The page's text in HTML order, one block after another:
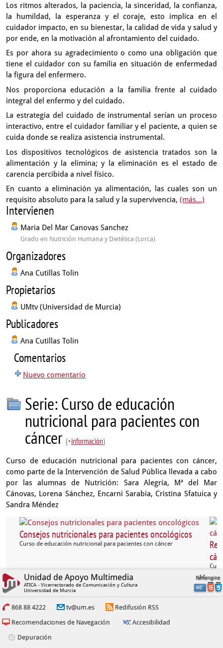
Los ritmos alterados, la paciencia, la sinceridad, la confianza,
la humildad,
la esperanza y el coraje, esto implica en el
cuidador impacto,en su bienestar, la calidad de vida y saludy
por ende, en la motivación al afrontamiento del cuidado.
Es por ahora su agradecimientoo como una obligación que
tiene el cuidador con su familia en situación de enfermedad
la figura del enfermero.
Nos proporciona educación a la familia frente al cuidado
integral del enfermo y del cuidado.
La estrategia del cuidado de instrumentalserían un proceso
interactivo,entre el cuidador familiar y el paciente,a quien se
cuida donde se realiza asistencia instrumental.
Los dispositivos tecnológicos de asistencia tratados son la
alimentación y la elimina; y la eliminación es el estado de
carencia percibida a nivel físico.
En cuanto a eliminación ya alimentación,
las cuales son un
requisito absoluto para la salud y la supervivencia, (más...)
Intervienen
Maria Del Mar Canovas Sanchez
Grado en Nutrición Humana y Dietética (Lorca)
Organizadores
Ana Cutillas Tolin
Propietarios
UMtv (Universidad de Murcia)
Publicadores
Ana Cutillas Tolin
Comentarios
Nuevo comentario
Serie: Curso de educación
nutricional para pacientes con
cáncer (+información)
Curso de educación nutricional para pacientes con cáncer,
como parte de la Intervención de Salud Pública llevada a cabo
por las alumnas de Nutrición: Sara Alegría, Mª del Mar
Cánovas, Lorena Sánchez, Encarni Sarabia, Cristina Sfatuica y
Sandra Méndez
Consejos nutricionales para pacientes oncológicos
Curso de educación nutricional para pacientes con cáncer
Unidad de Apoyo Multimedia
ATICA - Vicerrectorado de Comunicación y Cultura
Universidad de Murcia
868 88 4222 tv@um.es
Redifusión RSS
Recomendaciones de Navegación
Accesibilidad
Depuración